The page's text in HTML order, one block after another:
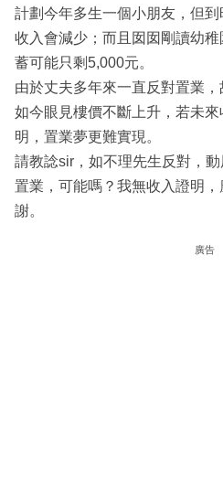
計劃今年多生一個小朋友，但到
收入會減少；而且囡囡剛讀幼
蓄可能只剩5,000元。
由於丈夫多年來一直反對置業，
如今眼見樓價不斷上升，若未
明，置業夢更難實現。
請教諗sir，如不理先生反對，
置業，可能嗎？我無收入證明
謝。
廣告